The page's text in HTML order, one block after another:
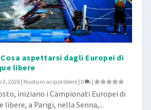
Cosa aspettarsi dagli Europei di
libere
3, 2026 | Nuoto in acque libere | 0 |
iniziano i Campionati Europei di
libere, a Parigi, nella Senna,...